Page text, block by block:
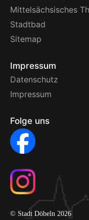
Mittelsächsisches
Stadtbad
Sitemap
Impressum
Datenschutz
Impressum
Folge uns
© Stadt Döbeln 2026